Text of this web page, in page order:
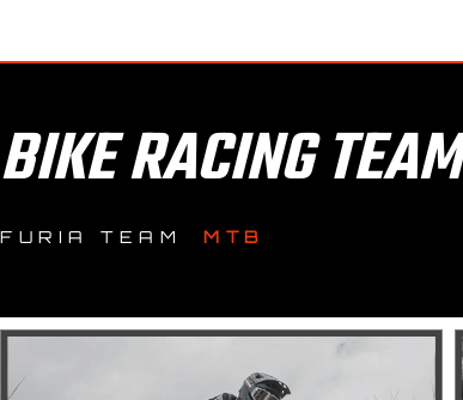
BIKE RACING TEAM
FURIA TEAM MTB